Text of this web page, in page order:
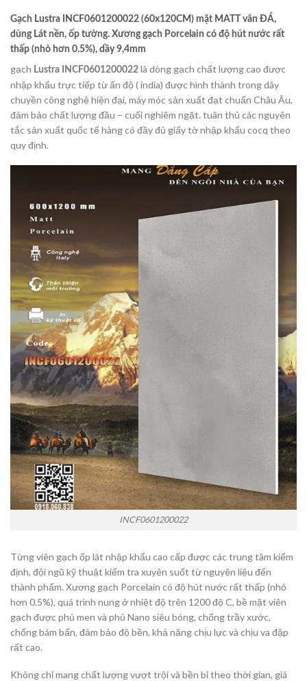
Gạch Lustra INCF0601200022 (60x120CM) mặt MATT vân ĐÁ,
dùng Lát nền, ốp tường. Xương gạch Porcelain có độ hút nước rất
thấp (nhỏ hơn 0.5%), dầy 9,4mm
gạch Lustra INCF0601200022 là dòng gạch chất lượng cao được
nhập khẩu trực tiếp từ ấn độ ( india) được hình thành trong dây
chuyền công nghệ hiện đại, máy móc sản xuất đạt chuẩn Châu Âu,
đảm bảo chất lượng đầu – cuối nghiêm ngặt. tuân thủ các nguyên
tắc sản xuất quốc tế hàng có đầy đủ giấy tờ nhập khẩu cocq theo
quy định.
INCF0601200022
Từng viên gạch ốp lát nhập khẩu cao cấp được các trung tâm kiểm
định, đội ngũ kỹ thuật kiểm tra xuyên suốt từ nguyên liệu đến
thành phẩm. Xương gạch Porcelain có độ hút nước rất thấp (nhỏ
hơn 0.5%), quá trình nung ở nhiệt độ trên 1200 độ C, bề mặt viên
gạch được phủ men và phủ Nano siêu bóng, chống trầy xước,
chống bám bẩn, đảm bảo độ bền, khả năng chịu lực và chịu va đập
rất cao.
Không chỉ mang chất lượng vượt trội và bền bỉ theo thời gian, giá